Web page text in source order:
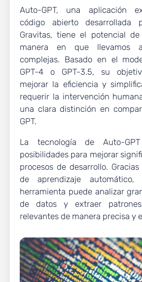
Auto-GPT, una aplicación
código abierto desarrollada
Gravitas, tiene el potencial
manera en que llevamos
complejas. Basado en el
GPT-4 o GPT-3.5, su
mejorar la eficiencia y
requerir la intervención
una clara distinción en
GPT.
La tecnología de Auto-
posibilidades para mejorar
procesos de desarrollo.
de aprendizaje automático,
herramienta puede analizar
de datos y extraer
relevantes de manera precisa y